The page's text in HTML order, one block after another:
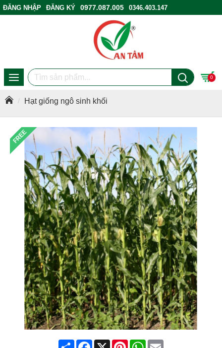
ĐĂNG NHẬP ĐĂNG KÝ 0977.087.005
0346.403.147
0
Hạt giống ngô sinh khối
FREE
ShareFacebook
X PinterestWhatsApp
Email